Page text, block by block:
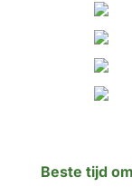
Beste tijd